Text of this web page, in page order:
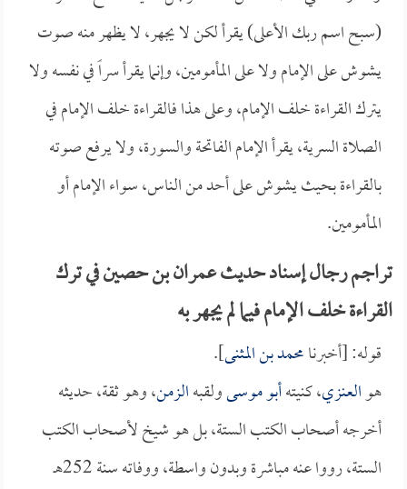
(سبح اسم ربك الأعلى) يقرأ لكن لا يجهر، لا يظهر منه صوت
يشوش على الإمام ولا على المأمومين، وإنما يقرأ سراً في نفسه ولا
يترك القراءة خلف الإمام، وعلى هذا فالقراءة خلف الإمام في
الصلاة السرية، يقرأ الإمام الفاتحة والسورة، ولا يرفع صوته
بالقراءة بحيث يشوش على أحد من الناس، سواء الإمام أو
المأمومين.
تراجم رجال إسناد حديث عمران بن حصين في ترك
القراءة خلف الإمام فيما لم يجهر به
قوله: [أخبرنامحمد بن المثنى].
هوالعنزي، كنيتهأبو موسىولقبهالزمن، وهو ثقة، حديثه
أخرجه أصحاب الكتب الستة، بل هو شيخ لأصحاب الكتب
الستة، رووا عنه مباشرة وبدون واسطة، ووفاته سنة 252هـ